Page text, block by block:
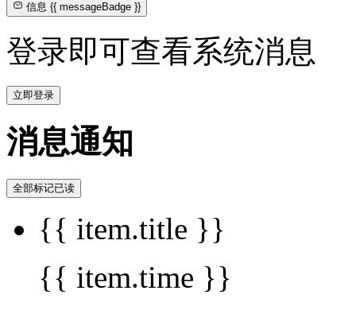
信息{{ messageBadge }}
登录即可查看系统消息
立即登录
消息通知
全部标记已读
{{ item.title }}
{{ item.time }}